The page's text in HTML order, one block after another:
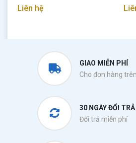
Liên hệ
GIAO MIỄN PHÍ
Cho đơn hàng
30 NGÀY ĐỔI TRẢ
Đổi trả miễn phí